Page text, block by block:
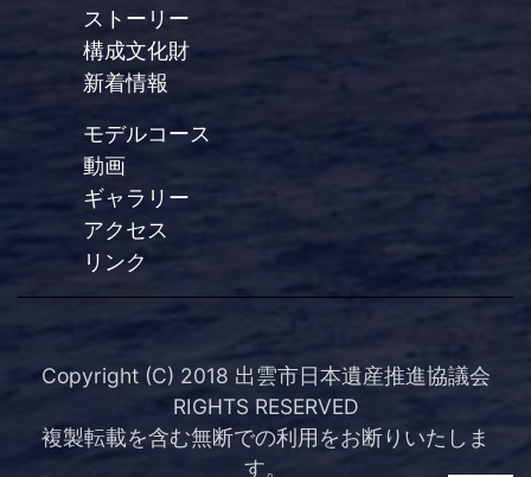
ストーリー
構成文化財
新着情報
モデルコース
動画
ギャラリー
アクセス
リンク
Copyright (C) 2018 出雲市日本遺産推進協議会
RIGHTS RESERVED
複製転載を含む無断での利用をお断りいたしま
す。